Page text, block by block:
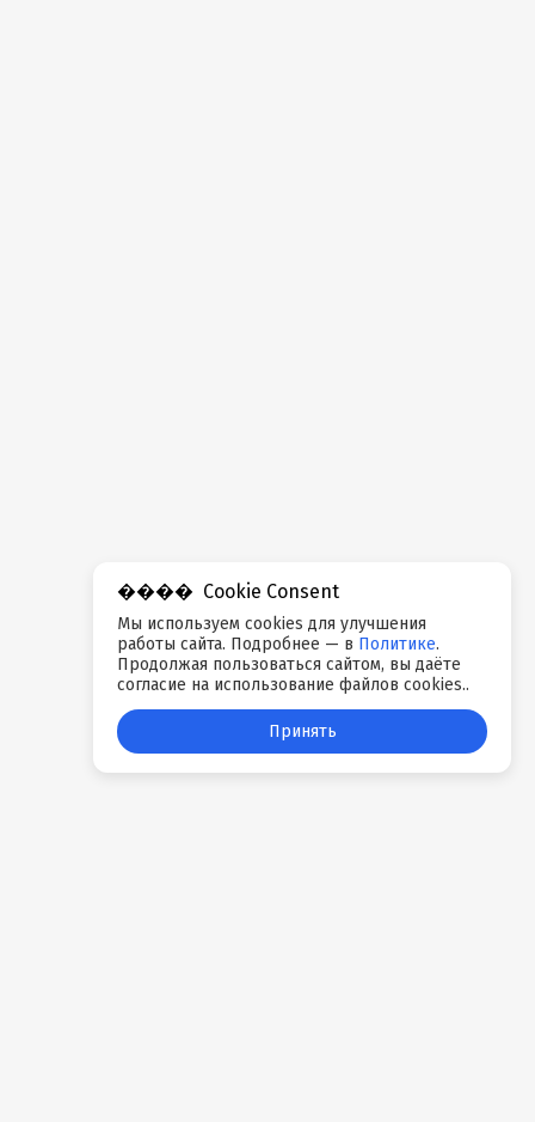
Cookie Consent
Мы используем cookies для улучшения
работы сайта. Подробнее — в Политике.
Продолжая пользоваться сайтом, вы даёте
согласие на использование файлов cookies..
Принять